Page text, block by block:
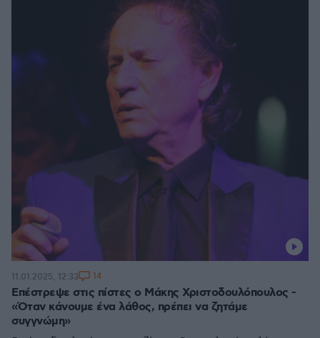
Επέστρεψε στις πίστες ο Μάκης Χριστοδουλόπουλος -
«Όταν κάνουμε ένα λάθος, πρέπει να ζητάμε
συγγνώμη»
11.01.2025, 12:33 14